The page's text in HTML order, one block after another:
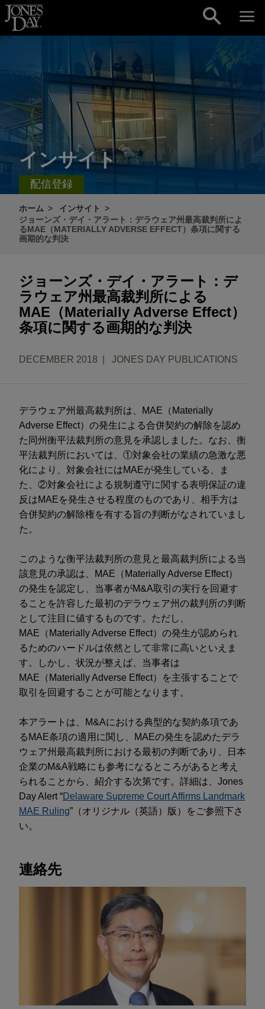
Skip to content
インサイト
配信登録
ホーム
インサイト
ジョーンズ・デイ・アラート：デラウェア州最高裁判所によ
るMAE（MATERIALLY ADVERSE EFFECT）条項に関する
画期的な判決
ジョーンズ・デイ・アラート：デ
ラウェア州最高裁判所による
MAE（Materially Adverse Effect）
条項に関する画期的な判決
DECEMBER 2018 JONES DAY PUBLICATIONS
デラウェア州最高裁判所は、MAE（Materially
Adverse Effect）の発生による合併契約の解除を認め
た同州衡平法裁判所の意見を承認しました。なお、衡
平法裁判所においては、①対象会社の業績の急激な悪
化により、対象会社にはMAEが発生している、ま
た、②対象会社による規制遵守に関する表明保証の違
反はMAEを発生させる程度のものであり、相手方は
合併契約の解除権を有する旨の判断がなされていまし
た。
このような衡平法裁判所の意見と最高裁判所による当
該意見の承認は、MAE（Materially Adverse Effect）
の発生を認定し、当事者がM&A取引の実行を回避す
ることを許容した最初のデラウェア州の裁判所の判断
として注目に値するものです。ただし、
MAE（Materially Adverse Effect）の発生が認められ
るためのハードルは依然として非常に高いといえま
す。しかし、状況が整えば、当事者は
MAE（Materially Adverse Effect）を主張することで
取引を回避することが可能となります。
本アラートは、M&Aにおける典型的な契約条項であ
るMAE条項の適用に関し、MAEの発生を認めたデラ
ウェア州最高裁判所における最初の判断であり、日本
企業のM&A戦略にも参考になるところがあると考え
られることから、紹介する次第です。詳細は、Jones
Day Alert “Delaware Supreme Court Affirms Landmark
MAE Ruling”（オリジナル（英語）版）をご参照下さ
い。
連絡先